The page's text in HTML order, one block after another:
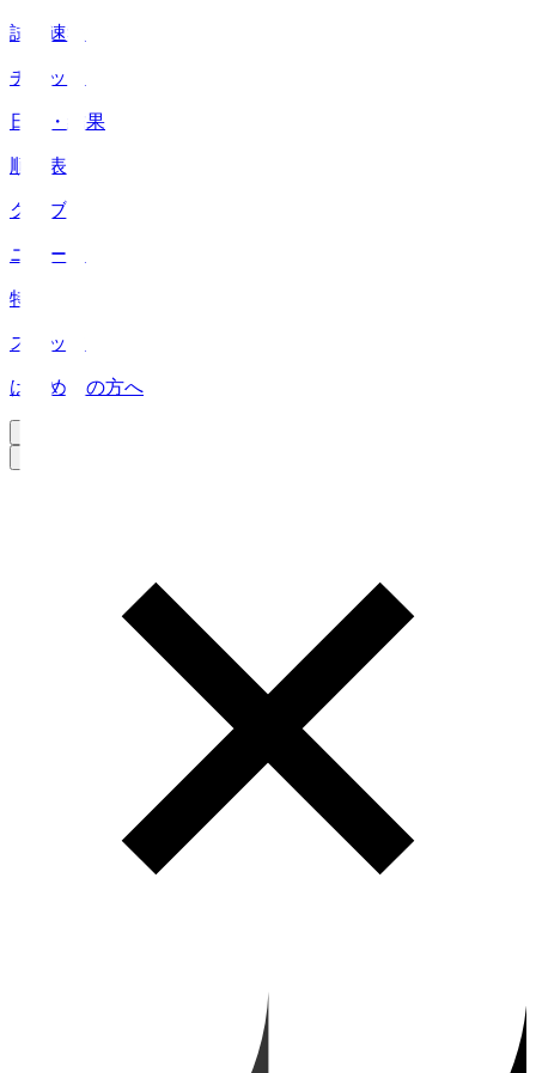
試合速報
チケット
日程・結果
順位表
クラブ
ニュース
特集
スタッツ
はじめての方へ